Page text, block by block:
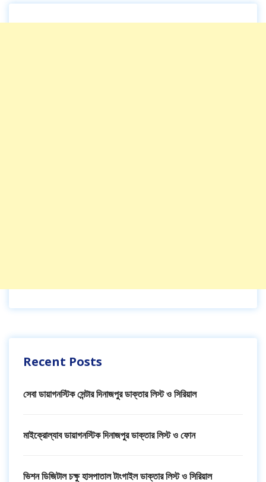
Recent Posts
সেবা ডায়াগনস্টিক সেন্টার দিনাজপুর ডাক্তার লিস্ট ও সিরিয়াল
মাইক্রোল্যাব ডায়াগনস্টিক দিনাজপুর ডাক্তার লিস্ট ও ফোন
ভিশন ডিজিটাল চক্ষু হাসপাতাল টাংগাইল ডাক্তার লিস্ট ও সিরিয়াল